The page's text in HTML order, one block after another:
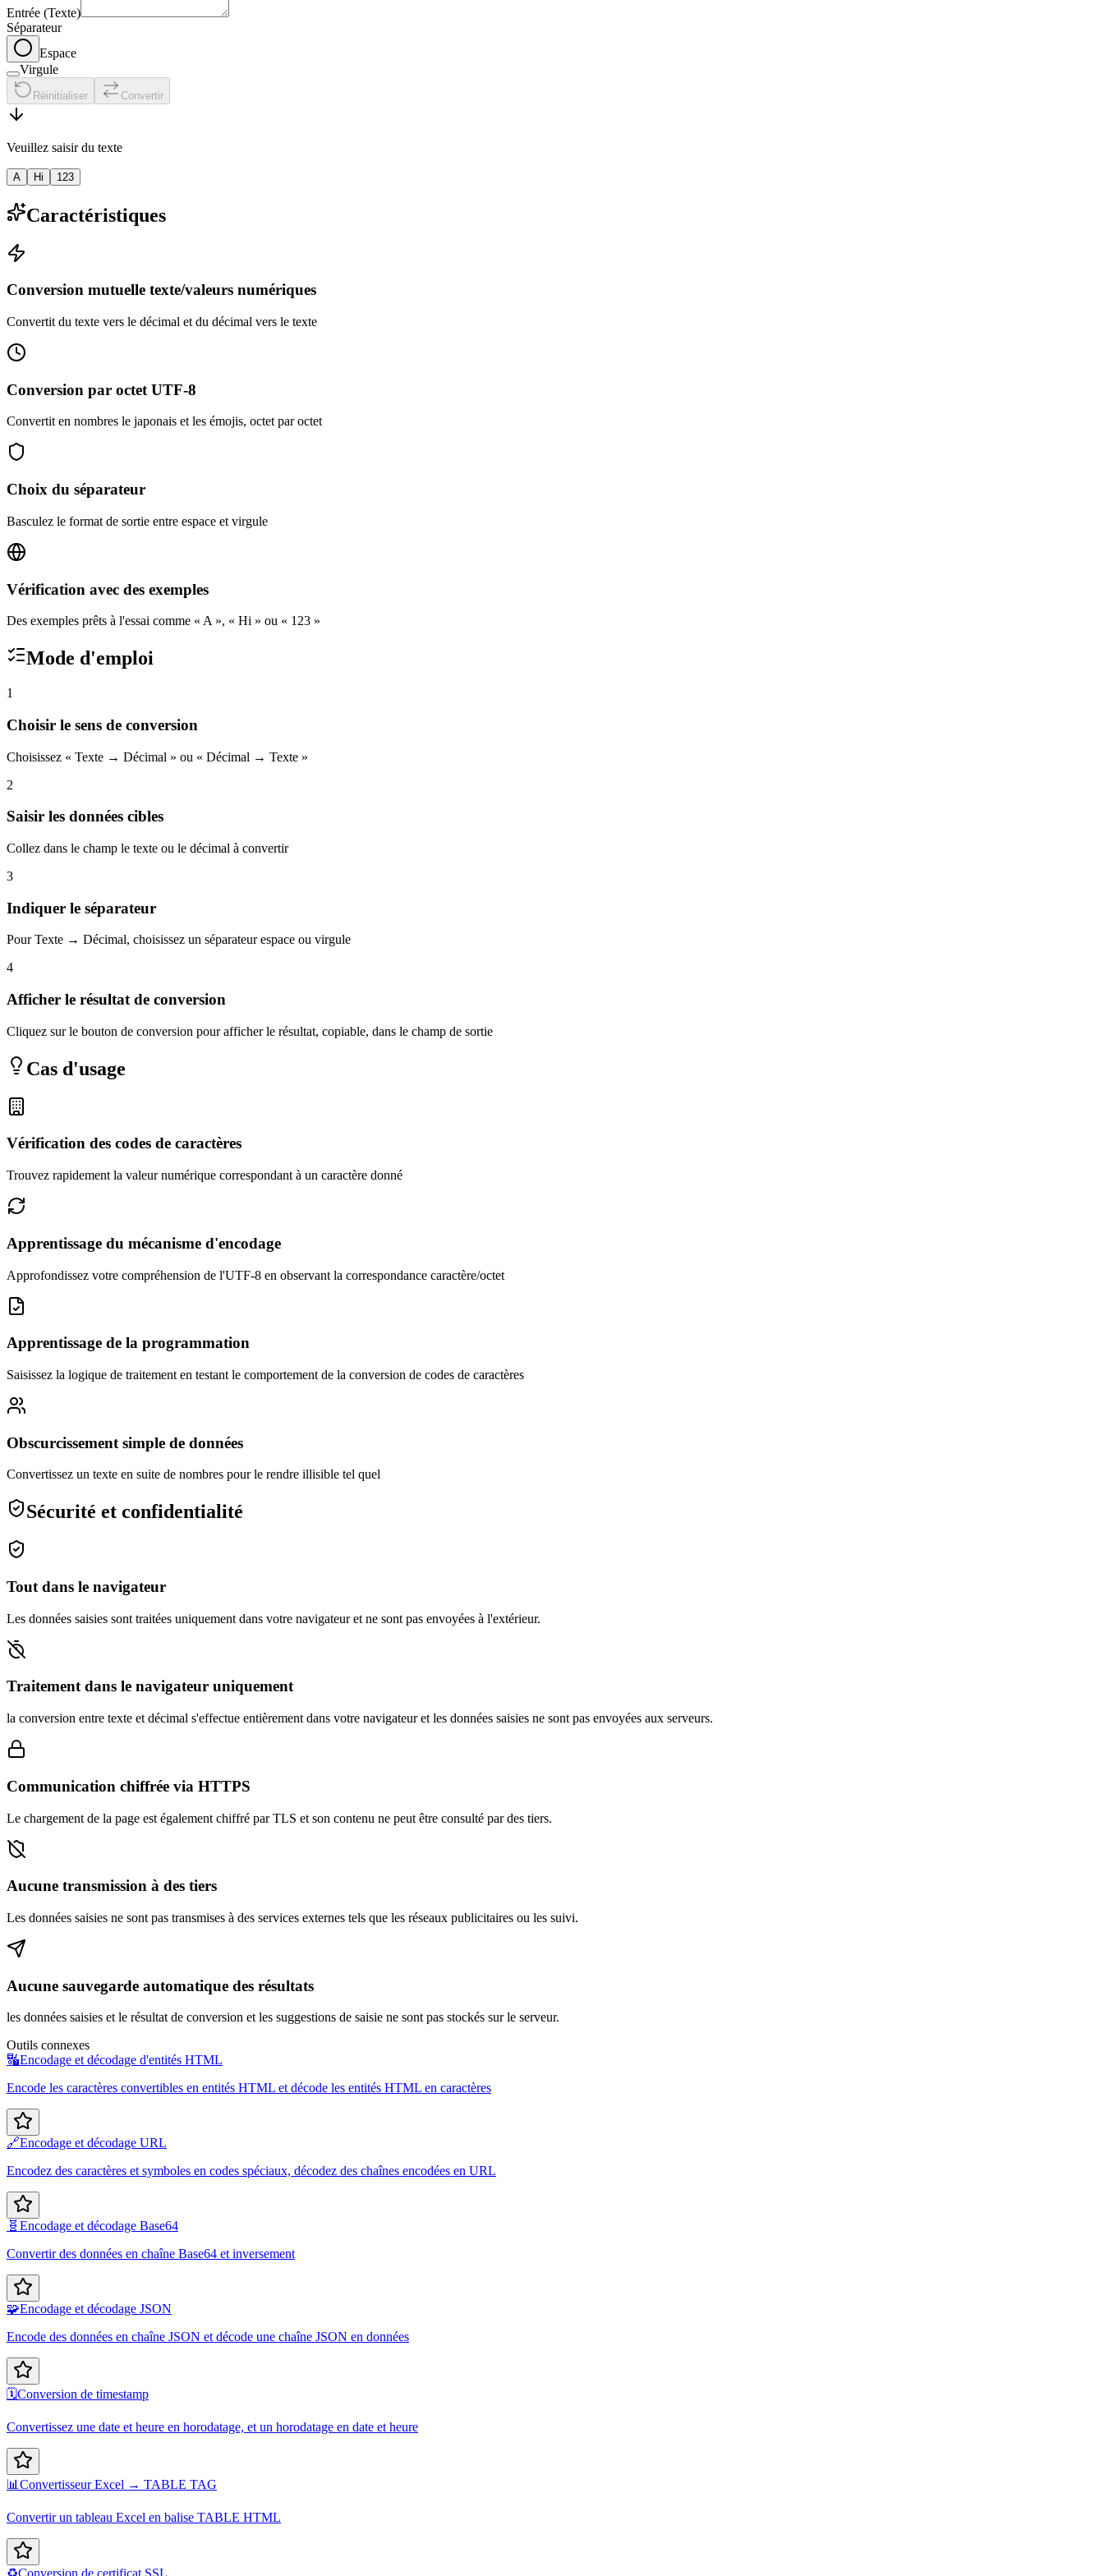
Entrée (Texte)
Séparateur
Espace
Virgule
Réinitialiser Convertir
Veuillez saisir du texte
A Hi 123
Caractéristiques
Conversion mutuelle texte/valeurs numériques
Convertit du texte vers le décimal et du décimal vers le texte
Conversion par octet UTF-8
Convertit en nombres le japonais et les émojis, octet par octet
Choix du séparateur
Basculez le format de sortie entre espace et virgule
Vérification avec des exemples
Des exemples prêts à l'essai comme « A », « Hi » ou « 123 »
Mode d'emploi
1
Choisir le sens de conversion
Choisissez « Texte → Décimal » ou « Décimal → Texte »
2
Saisir les données cibles
Collez dans le champ le texte ou le décimal à convertir
3
Indiquer le séparateur
Pour Texte → Décimal, choisissez un séparateur espace ou virgule
4
Afficher le résultat de conversion
Cliquez sur le bouton de conversion pour afficher le résultat, copiable, dans le champ de sortie
Cas d'usage
Vérification des codes de caractères
Trouvez rapidement la valeur numérique correspondant à un caractère donné
Apprentissage du mécanisme d'encodage
Approfondissez votre compréhension de l'UTF-8 en observant la correspondance caractère/octet
Apprentissage de la programmation
Saisissez la logique de traitement en testant le comportement de la conversion de codes de caractères
Obscurcissement simple de données
Convertissez un texte en suite de nombres pour le rendre illisible tel quel
Sécurité et confidentialité
Tout dans le navigateur
Les données saisies sont traitées uniquement dans votre navigateur et ne sont pas envoyées à l'extérieur.
Traitement dans le navigateur uniquement
la conversion entre texte et décimal s'effectue entièrement dans votre navigateur et les données saisies ne sont pas envoyées aux serveurs.
Communication chiffrée via HTTPS
Le chargement de la page est également chiffré par TLS et son contenu ne peut être consulté par des tiers.
Aucune transmission à des tiers
Les données saisies ne sont pas transmises à des services externes tels que les réseaux publicitaires ou les suivi.
Aucune sauvegarde automatique des résultats
les données saisies et le résultat de conversion et les suggestions de saisie ne sont pas stockés sur le serveur.
Outils connexes
🔣Encodage et décodage d'entités HTML
Encode les caractères convertibles en entités HTML et décode les entités HTML en caractères
🔗Encodage et décodage URL
Encodez des caractères et symboles en codes spéciaux, décodez des chaînes encodées en URL
🧬 Encodage et décodage Base64
Convertir des données en chaîne Base64 et inversement
🧩Encodage et décodage JSON
Encode des données en chaîne JSON et décode une chaîne JSON en données
🗓️Conversion de timestamp
Convertissez une date et heure en horodatage, et un horodatage en date et heure
📊Convertisseur Excel → TABLE TAG
Convertir un tableau Excel en balise TABLE HTML